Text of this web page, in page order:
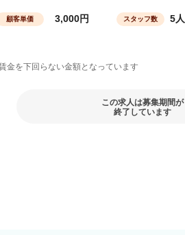
顧客単価 3,000円 スタッフ数 5人
金を下回らない金額となっています
この求人は募集期間が
終了しています